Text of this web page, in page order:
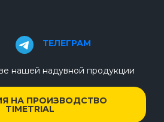
ТЕЛЕГРАМ
нашей надувной продукции
НА ПРОИЗВОДСТВО
TIMETRIAL